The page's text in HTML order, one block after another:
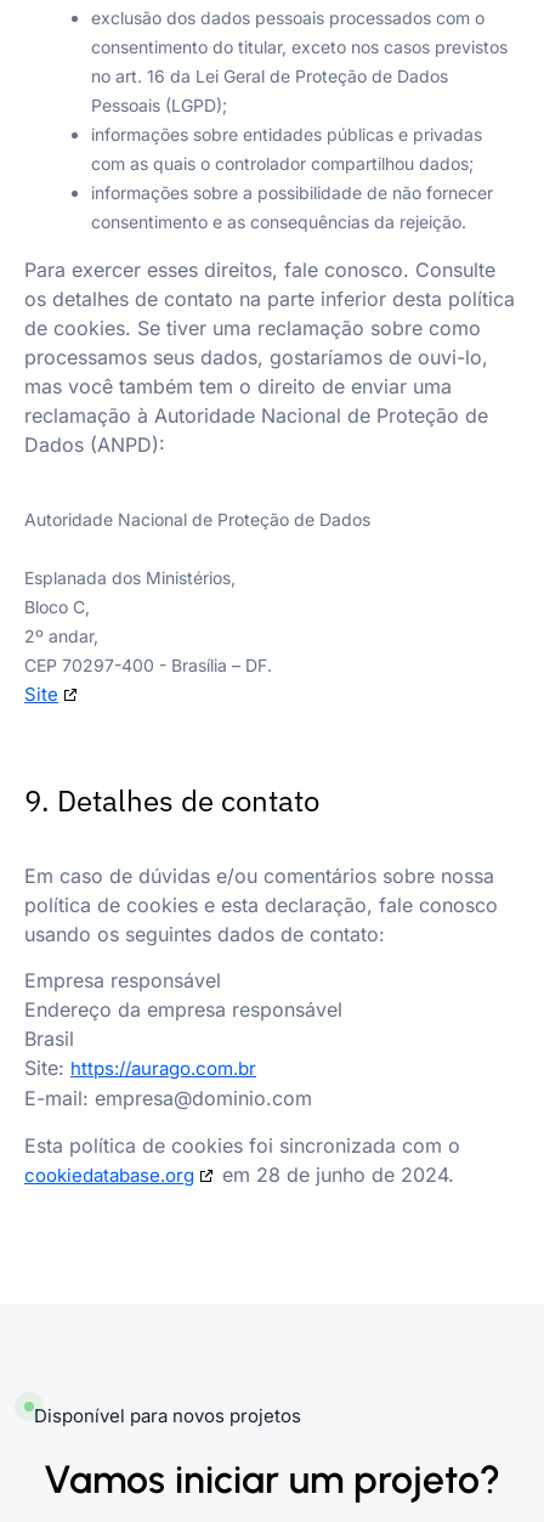
exclusão dos dados pessoais processados com o
consentimento do titular, exceto nos casos previstos
no art. 16 da Lei Geral de Proteção de Dados
Pessoais (LGPD);
informações sobre entidades públicas e privadas
com as quais o controlador compartilhou dados;
informações sobre a possibilidade de não fornecer
consentimento e as consequências da rejeição.
Para exercer esses direitos, fale conosco. Consulte
os detalhes de contato na parte inferior desta política
de cookies. Se tiver uma reclamação sobre como
processamos seus dados, gostaríamos de ouvi-lo,
mas você também tem o direito de enviar uma
reclamação à Autoridade Nacional de Proteção de
Dados (ANPD):
Autoridade Nacional de Proteção de Dados
Esplanada dos Ministérios,
Bloco C,
2º andar,
CEP 70297-400 - Brasília – DF.
Site
9. Detalhes de contato
Em caso de dúvidas e/ou comentários sobre nossa
política de cookies e esta declaração, fale conosco
usando os seguintes dados de contato:
Empresa responsável
Endereço da empresa responsável
Brasil
Site: https://aurago.com.br
E-mail: empresa@dominio.com
Esta política de cookies foi sincronizada com o
cookiedatabase.org em 28 de junho de 2024.
Disponível para novos projetos
Vamos iniciar um projeto?